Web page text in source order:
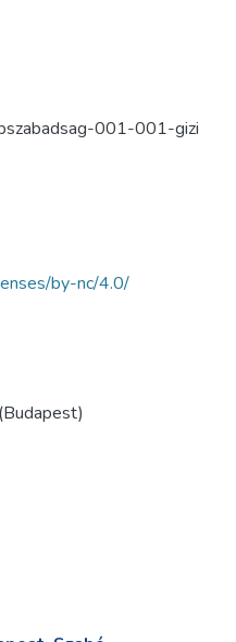
001-001-gizi
by-nc/4.0/